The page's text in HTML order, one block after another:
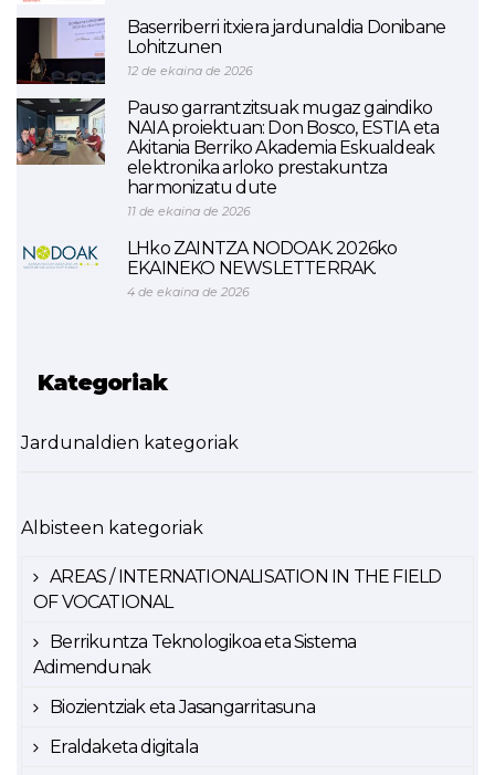
Baserriberri itxiera jardunaldia Donibane
Lohitzunen
12 de ekaina de 2026
Pauso garrantzitsuak mugaz gaindiko
NAIA proiektuan: Don Bosco, ESTIA eta
Akitania Berriko Akademia Eskualdeak
elektronika arloko prestakuntza
harmonizatu dute
11 de ekaina de 2026
LHko ZAINTZA NODOAK. 2026ko
EKAINEKO NEWSLETTERRAK.
4 de ekaina de 2026
Kategoriak
Jardunaldien kategoriak
Albisteen kategoriak
AREAS / INTERNATIONALISATION IN THE FIELD
OF VOCATIONAL
Berrikuntza Teknologikoa eta Sistema
Adimendunak
Biozientziak eta Jasangarritasuna
Eraldaketa digitala